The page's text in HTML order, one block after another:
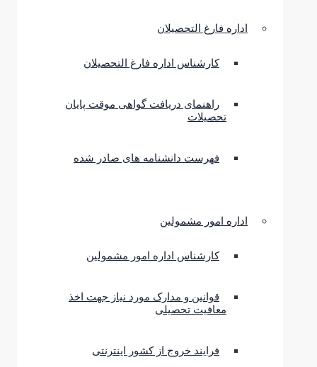
اداره فارغ التحصیلان
کارشناس اداره فارغ التحصیلان
راهنمای دریافت گواهی موقت پایان
تحصیلات
فهرست دانشنامه های صادر شده
اداره امور مشمولین
کارشناس اداره امور مشمولین
قوانین و مدارک مورد نیاز جهت اخذ
معافیت تحصیلی
فرایند خروج از کشور اینترنتی